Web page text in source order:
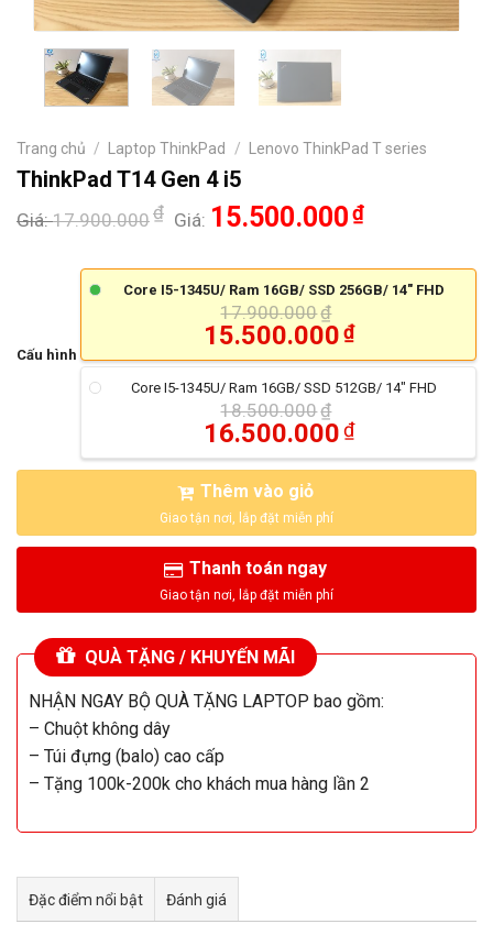
Trang chủ / Laptop ThinkPad / Lenovo ThinkPad T series
ThinkPad T14 Gen 4 i5
Giá:17.900.000₫ Giá: 15.500.000₫
Cấu hình
Core I5-1345U/ Ram 16GB/ SSD 256GB/ 14" FHD
17.900.000₫
15.500.000₫
Core I5-1345U/ Ram 16GB/ SSD 512GB/ 14" FHD
18.500.000₫
16.500.000₫
Thêm vào giỏ
Thanh toán ngay
QUÀ TẶNG / KHUYẾN MÃI
NHẬN NGAY BỘ QUÀ TẶNG LAPTOP bao gồm:
– Chuột không dây
– Túi đựng (balo) cao cấp
– Tặng 100k-200k cho khách mua hàng lần 2
Đặc điểm nổi bật Đánh giá